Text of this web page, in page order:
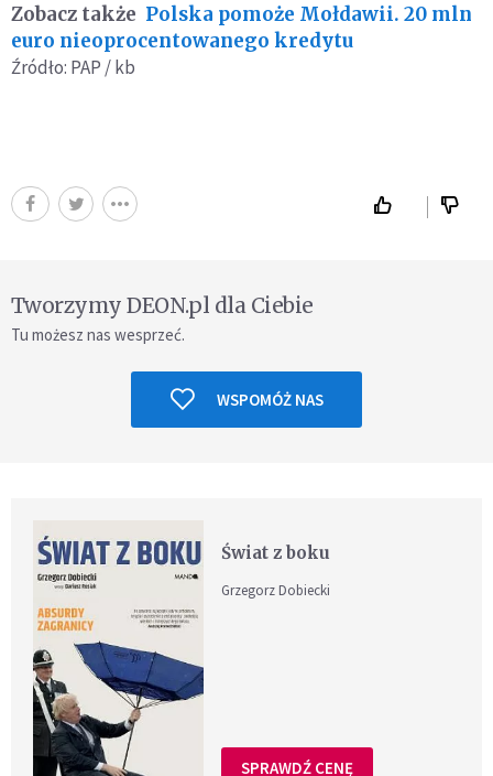
Zobacz także Polska pomoże Mołdawii. 20 mln
euro nieoprocentowanego kredytu
Źródło: PAP / kb
Tworzymy DEON.pl dla Ciebie
Tu możesz nas wesprzeć.
WSPOMÓŻ NAS
Świat z boku
Grzegorz Dobiecki
SPRAWDŹ CENĘ